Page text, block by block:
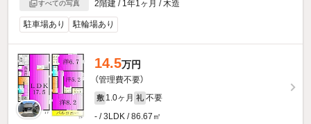
すべての写真 2階建 / 1年1ヶ月 / 木造
駐車場あり 駐輪場あり
14.5万円
（管理費不要）
敷 1.0ヶ月 礼 不要
- / 3LDK / 86.67㎡